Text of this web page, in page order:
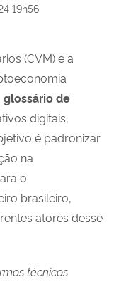
19h56
(CVM) e a
glossário de
digitais,
é padronizar
na
o
brasileiro,
atores desse
técnicos